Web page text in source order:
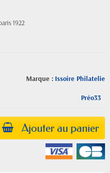
1922
Marque : Issoire Philatelie
Préo33
Ajouter au panier